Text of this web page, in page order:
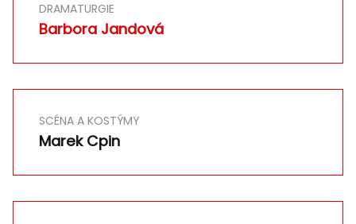
DRAMATURGIE
Barbora Jandová
SCÉNA A KOSTÝMY
Marek Cpin